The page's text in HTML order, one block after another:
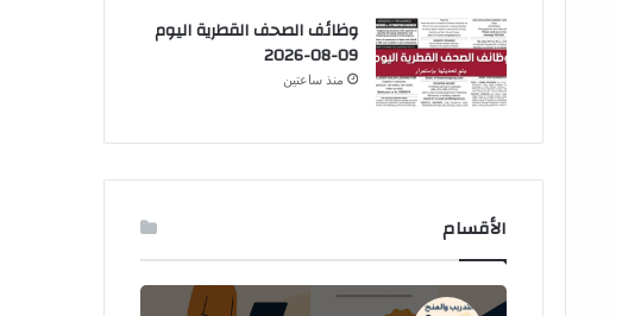
وظائف الصحف القطرية اليوم
09-08-2026
منذ ساعتين
الأقسام